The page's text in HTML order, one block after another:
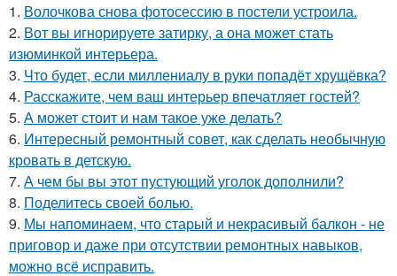
1. Волочкова снова фотосессию в постели устроила.
2. Вот вы игнорируете затирку, а она может стать
изюминкой интерьера.
3. Что будет, если миллениалу в руки попадёт хрущёвка?
4. Расскажите, чем ваш интерьер впечатляет гостей?
5. А может стоит и нам такое уже делать?
6. Интересный ремонтный совет, как сделать необычную
кровать в детскую.
7. А чем бы вы этот пустующий уголок дополнили?
8. Поделитесь своей болью.
9. Мы напоминаем, что старый и некрасивый балкон - не
приговор и даже при отсутствии ремонтных навыков,
можно всё исправить.